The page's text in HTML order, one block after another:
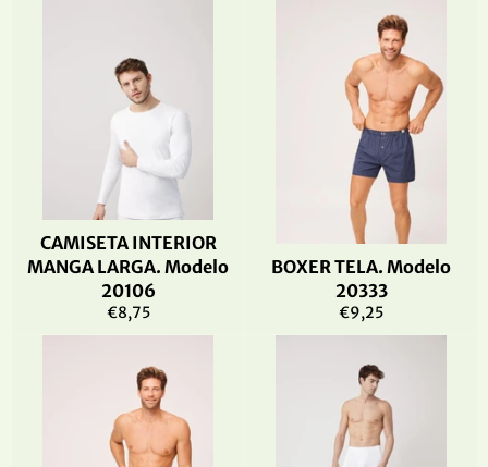
CAMISETA INTERIOR
MANGA LARGA. Modelo
20106
Precio
habitual
€8,75
BOXER TELA. Modelo
20333
Precio
habitual
€9,25